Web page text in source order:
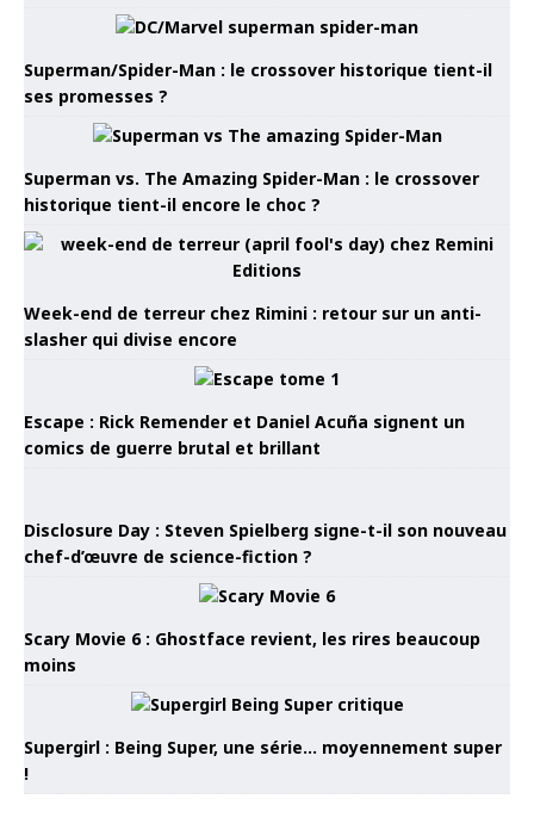
Superman/Spider-Man : le crossover historique tient-il
ses promesses ?
Superman vs. The Amazing Spider-Man : le crossover
historique tient-il encore le choc ?
Week-end de terreur chez Rimini : retour sur un anti-
slasher qui divise encore
Escape : Rick Remender et Daniel Acuña signent un
comics de guerre brutal et brillant
Disclosure Day : Steven Spielberg signe-t-il son nouveau
chef-d’œuvre de science-fiction ?
Scary Movie 6 : Ghostface revient, les rires beaucoup
moins
Supergirl : Being Super, une série… moyennement super
!